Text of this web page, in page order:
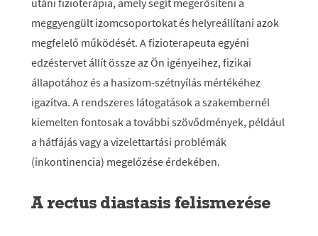
utáni fizioterápia, amely segít megerősíteni a
meggyengült izomcsoportokat és helyreállítani azok
megfelelő működését. A fizioterapeuta egyéni
edzéstervet állít össze az Ön igényeihez, fizikai
állapotához és a hasizom-szétnyílás mértékéhez
igazítva. A rendszeres látogatások a szakembernél
kiemelten fontosak a további szövődmények, például
a hátfájás vagy a vizelettartási problémák
(inkontinencia) megelőzése érdekében.
A rectus diastasis felismerése